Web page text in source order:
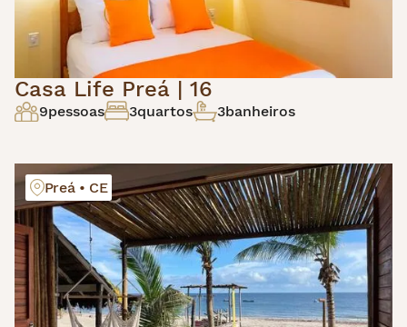
Casa Life Preá | 16
9pessoas 3quartos 3banheiros
Preá • CE